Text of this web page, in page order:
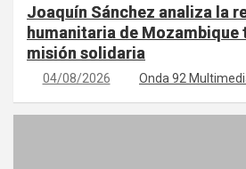
Joaquín Sánchez analiza la
humanitaria de Mozambique
misión solidaria
04/08/2026 Onda 92